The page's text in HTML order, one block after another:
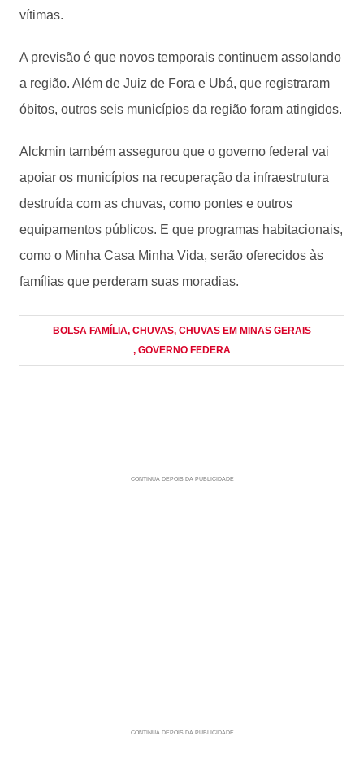
vítimas.
A previsão é que novos temporais continuem assolando
a região. Além de Juiz de Fora e Ubá, que registraram
óbitos, outros seis municípios da região foram atingidos.
Alckmin também assegurou que o governo federal vai
apoiar os municípios na recuperação da infraestrutura
destruída com as chuvas, como pontes e outros
equipamentos públicos. E que programas habitacionais,
como o Minha Casa Minha Vida, serão oferecidos às
famílias que perderam suas moradias.
BOLSA FAMÍLIA, CHUVAS, CHUVAS EM MINAS GERAIS
, GOVERNO FEDERA